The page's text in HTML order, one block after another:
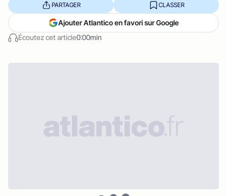
Écoutez cet article0:00min
PARTAGER CLASSER
Ajouter Atlantico en favori sur Google